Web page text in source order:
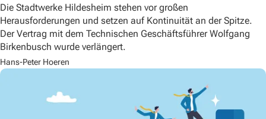
Die Stadtwerke Hildesheim stehen vor großen
Herausforderungen und setzen auf Kontinuität an der Spitze.
Der Vertrag mit dem Technischen Geschäftsführer Wolfgang
Birkenbusch wurde verlängert.
Hans-Peter Hoeren